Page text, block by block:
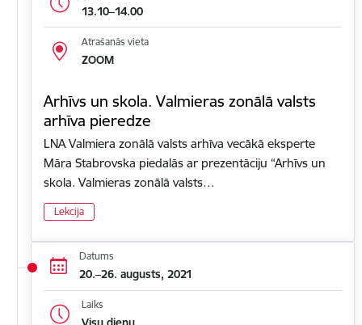
13.10–14.00
Atrašanās vieta
ZOOM
Arhīvs un skola. Valmieras zonālā valsts
arhīva pieredze
LNA Valmiera zonālā valsts arhīva vecākā eksperte
Māra Stabrovska piedalās ar prezentāciju “Arhīvs un
skola. Valmieras zonālā valsts…
Lekcija
Datums
20.–26. augusts, 2021
Laiks